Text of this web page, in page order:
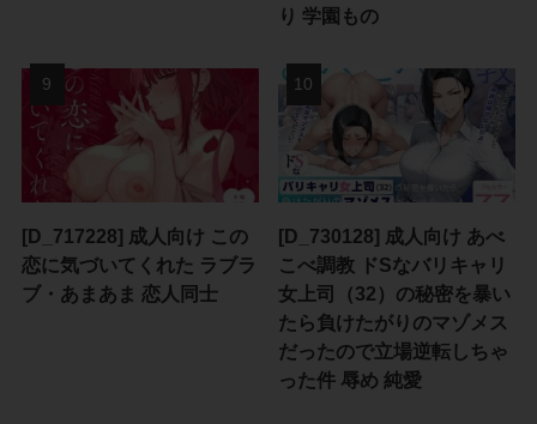
り 学園もの
[D_717228] 成人向け この
恋に気づいてくれた ラブラ
ブ・あまあま 恋人同士
[D_730128] 成人向け あべ
こべ調教 ドSなバリキャリ
女上司（32）の秘密を暴い
たら負けたがりのマゾメス
だったので立場逆転しちゃ
った件 辱め 純愛